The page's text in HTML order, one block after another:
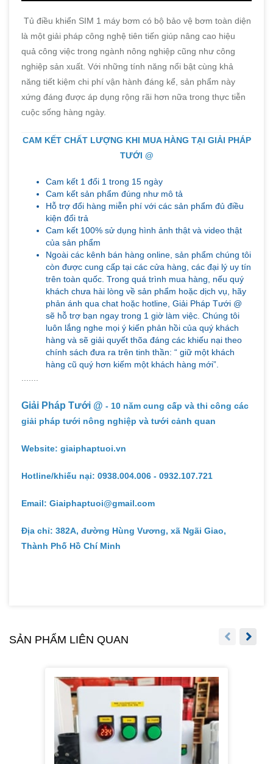
Tủ điều khiển SIM 1 máy bơm có bộ bảo vệ bơm toàn diện
là một giải pháp công nghệ tiên tiến giúp nâng cao hiệu
quả công việc trong ngành nông nghiệp cũng như công
nghiệp sản xuất. Với những tính năng nổi bật cùng khả
năng tiết kiệm chi phí vận hành đáng kể, sản phẩm này
xứng đáng được áp dụng rộng rãi hơn nữa trong thực tiễn
cuộc sống hàng ngày.
CAM KẾT CHẤT LƯỢNG KHI MUA HÀNG TẠI GIẢI PHÁP
TƯỚI @
Cam kết 1 đổi 1 trong 15 ngày
Cam kết sản phẩm đúng như mô tả
Hỗ trợ đổi hàng miễn phí với các sản phẩm đủ điều
kiện đổi trả
Cam kết 100% sử dụng hình ảnh thật và video thật
của sản phẩm
Ngoài các kênh bán hàng online, sản phẩm chúng tôi
còn được cung cấp tại các cửa hàng, các đại lý uy tín
trên toàn quốc. Trong quá trình mua hàng, nếu quý
khách chưa hài lòng về sản phẩm hoặc dịch vụ, hãy
phản ánh qua chat hoặc hotline, Giải Pháp Tưới @
sẽ hỗ trợ bạn ngay trong 1 giờ làm việc. Chúng tôi
luôn lắng nghe mọi ý kiến phản hồi của quý khách
hàng và sẽ giải quyết thõa đáng các khiếu nại theo
chính sách đưa ra trên tinh thần: “ giữ một khách
hàng cũ quý hơn kiếm một khách hàng mới”.
Giải Pháp Tưới @ - 10 năm cung cấp và thi công các
giải pháp tưới nông nghiệp và tưới cảnh quan
Website: giaiphaptuoi.vn
Hotline/khiếu nại: 0938.004.006 - 0932.107.721
Email: Giaiphaptuoi@gmail.com
Địa chỉ: 382A, đường Hùng Vương, xã Ngãi Giao,
Thành Phố Hồ Chí Minh
SẢN PHẨM LIÊN QUAN